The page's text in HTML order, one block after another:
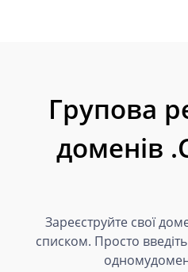
Групова
доменів
Зареєструйте свої
списком. Просто